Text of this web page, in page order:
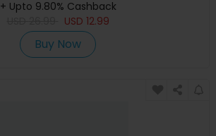
+ Upto 9.80% Cashback
USD 12.99
Buy Now